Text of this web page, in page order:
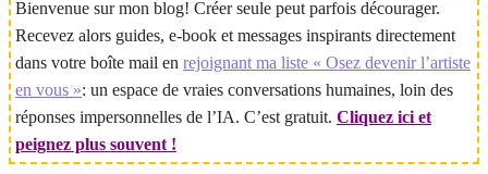
Bienvenue sur mon blog! Créer seule peut parfois décourager.
Recevez alors guides, e-book et messages inspirants directement
dans votre boîte mail en rejoignant ma liste « Osez devenir l’artiste
en vous »: un espace de vraies conversations humaines, loin des
réponses impersonnelles de l’IA. C’est gratuit. Cliquez ici et
peignez plus souvent !